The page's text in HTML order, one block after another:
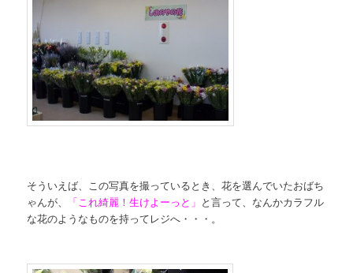
そういえば、この写真を撮っているとき、花を選んでいたおばち
ゃんが、
「これ綺麗！生けよーっと」 と言って、なんかカラフル
な花のようなものを持ってレジへ・・・。